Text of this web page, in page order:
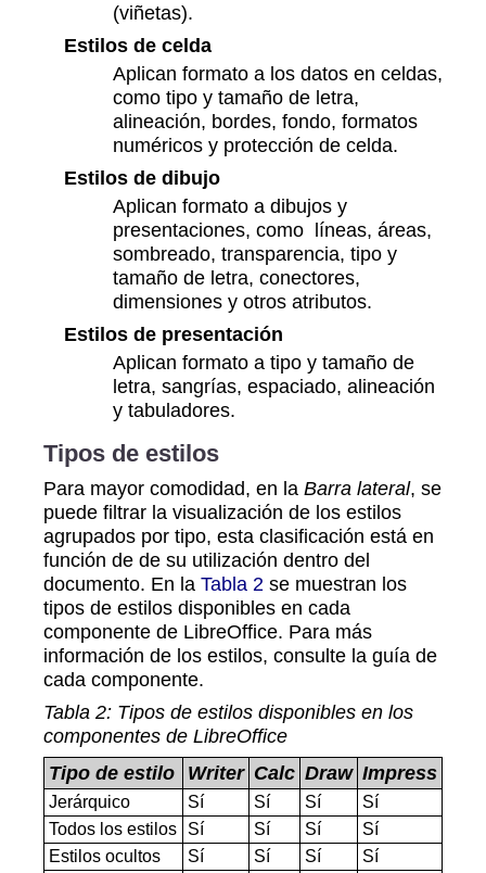
(viñetas).
Estilos de celda
Aplican formato a los datos en celdas,
como tipo y tamaño de letra,
alineación, bordes, fondo, formatos
numéricos y protección de celda.
Estilos de dibujo
Aplican formato a dibujos y
presentaciones, como líneas, áreas,
sombreado, transparencia, tipo y
tamaño de letra, conectores,
dimensiones y otros atributos.
Estilos de presentación
Aplican formato a tipo y tamaño de
letra, sangrías, espaciado, alineación
y tabuladores.
Tipos de estilos
Para mayor comodidad, en la Barra lateral, se
puede filtrar la visualización de los estilos
agrupados por tipo, esta clasificación está en
función de de su utilización dentro del
documento. En la Tabla 2 se muestran los
tipos de estilos disponibles en cada
componente de LibreOffice. Para más
información de los estilos, consulte la guía de
cada componente.
Tabla 2: Tipos de estilos disponibles en los
componentes de LibreOffice
Tipo de estilo
Writer Calc Draw Impress
Jerárquico Sí Sí Sí
Sí
Todos los estilos
Sí Sí Sí
Sí
Estilos ocultos
Sí Sí Sí
Sí